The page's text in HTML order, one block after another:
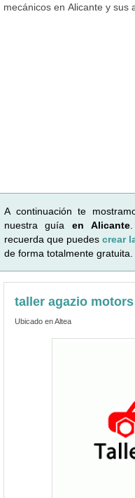
mecánicos en Alicante y sus
A continuación te
nuestra guía en Alicante
recuerda que puedescrear
de forma totalmente gratuita.
taller agazio motors
Ubicado en Altea